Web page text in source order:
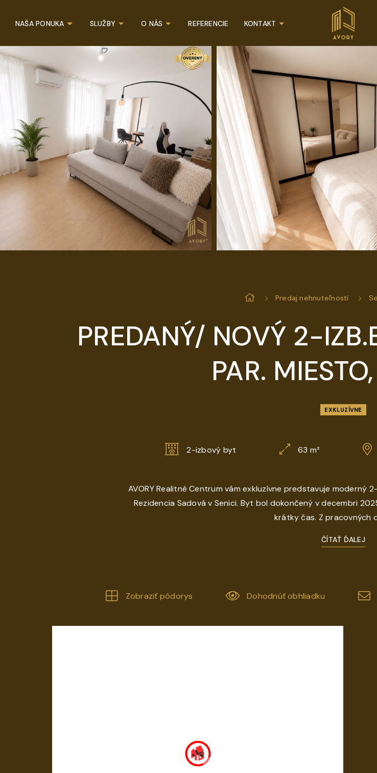
NAŠA PONUKA SLUŽBY O NÁS REFERENCIE KONTAKT
Predaj nehnuteľností
PREDANÝ/ NOVÝ 2-
PAR.
EXKLUZÍVNE
2-izbový byt 63 m²
AVORY Realitné Centrum vám exkluzívne predstavuje
Rezidencia Sadová v Senici. Byt bol dokončený v decembri
krátky čas. Z pracovných
ČÍTAŤ ĎALEJ
Zobraziť pôdorys Dohodnúť obhliadku